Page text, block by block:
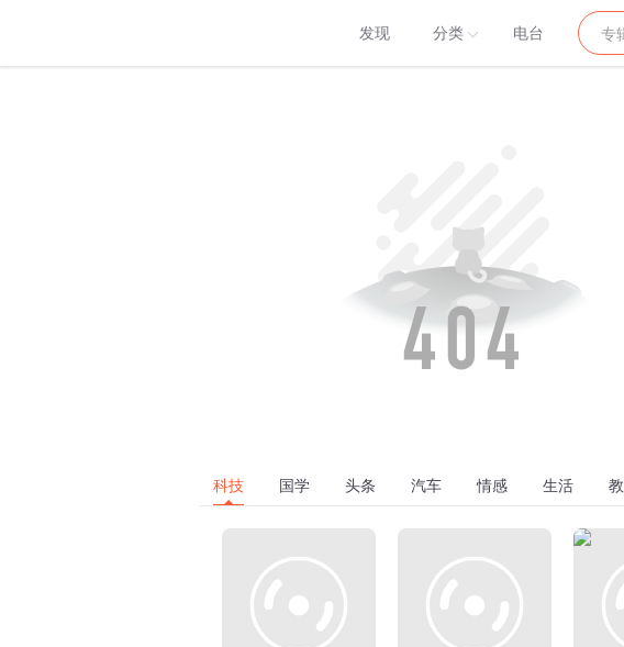
发现 分类 电台
科技 国学 头条 汽车 情感 生活